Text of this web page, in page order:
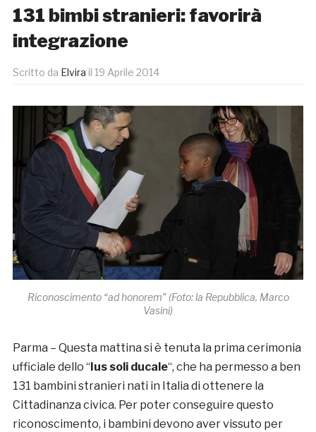
131 bimbi stranieri: favorirà
integrazione
Scritto da Elvira il 19 Aprile 2014
Riconoscimento “ad honorem” (Foto: la Repubblica, Marco
Vasini)
Parma – Questa mattina si è tenuta la prima cerimonia
ufficiale dello “Ius soli ducale“, che ha permesso a ben
131 bambini stranieri nati in Italia di ottenere la
Cittadinanza civica. Per poter conseguire questo
riconoscimento, i bambini devono aver vissuto per